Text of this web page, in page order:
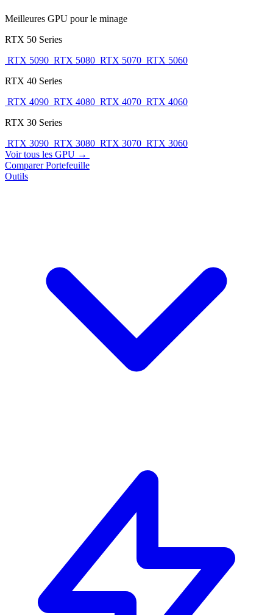
Meilleures GPU pour le minage
RTX 50 Series
RTX 5090 RTX 5080 RTX 5070 RTX 5060
RTX 40 Series
RTX 4090 RTX 4080 RTX 4070 RTX 4060
RTX 30 Series
RTX 3090 RTX 3080 RTX 3070 RTX 3060
Voir tous les GPU →
ComparerPortefeuille
Outils